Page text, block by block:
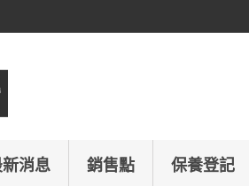
消息 銷售點 保養登記